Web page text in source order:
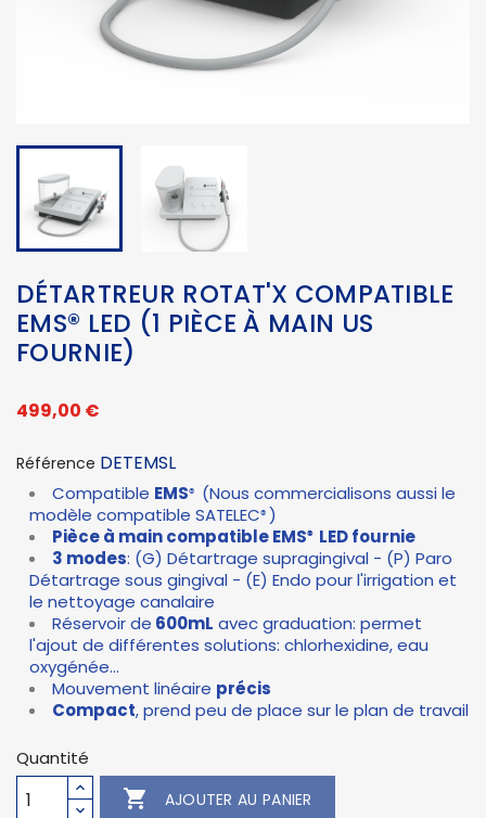
DÉTARTREUR ROTAT'X COMPATIBLE
EMS® LED (1 PIÈCE À MAIN US
FOURNIE)
499,00 €
Référence DETEMSL
Compatible EMS® (Nous commercialisons aussi le
modèle compatible SATELEC® )
Pièce à main compatible EMS® LED fournie
3 modes: (G) Détartrage supragingival - (P) Paro
Détartrage sous gingival - (E) Endo pour l'irrigation et
le nettoyage canalaire
Réservoir de 600mL avec graduation: permet
l'ajout de différentes solutions: chlorhexidine, eau
oxygénée...
Mouvement linéaire précis
Compact, prend peu de place sur le plan de travail
Quantité
 AJOUTER AU PANIER